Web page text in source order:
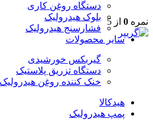
دستگاه روغن کاری
بلوک هیدرولیک
فشارسنج هیدرولیک
سایر محصولات
گیربکس خورشیدی
دستگاه تزریق پلاستیک
خنک کننده روغن هیدرولیک
هیدکالا
پمپ هیدرولیک
نمره 0 از 5